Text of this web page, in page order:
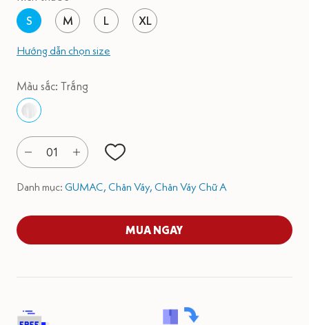
S
M L XL
Hướng dẫn chọn size
Màu sắc: Trắng
01
Danh mục: GUMAC, Chân Váy, Chân Váy Chữ A
MUA NGAY